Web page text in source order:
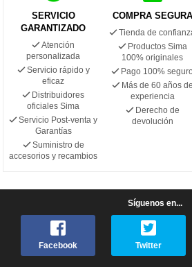
SERVICIO
GARANTIZADO
Atención
personalizada
Servicio rápido y
eficaz
Distribuidores
oficiales Sima
Servicio Post-venta y
Garantías
Suministro de
accesorios y recambios
COMPRA SEGURA
Tienda de
Productos Sima
100% originales
Pago 100%
Más de 60 años de
experiencia
Derecho de
devolución
Síguenos en...
Facebook Twitter